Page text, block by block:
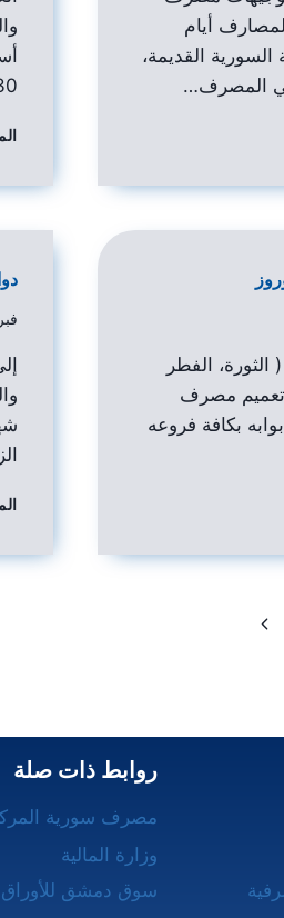
أيام
القديمة،
في المصرف…
الثورة، الفطر
تعميم مصرف
بكافة فروعه
روابط ذات صلة
مصرف سورية
وزارة المالية
سوق دمشق للأوراق